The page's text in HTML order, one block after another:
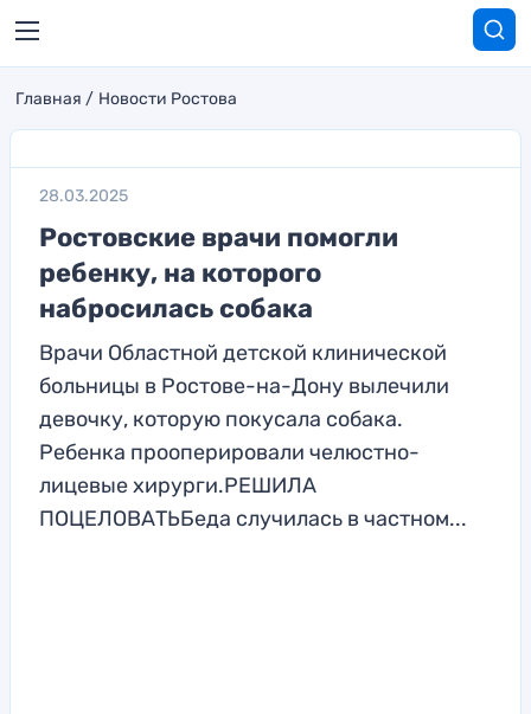
Главная Новости Ростова
28.03.2025
Ростовские врачи помогли
ребенку, на которого
набросилась собака
Врачи Областной детской клинической
больницы в Ростове-на-Дону вылечили
девочку, которую покусала собака.
Ребенка прооперировали челюстно-
лицевые хирурги.РЕШИЛА
ПОЦЕЛОВАТЬБеда случилась в частном...